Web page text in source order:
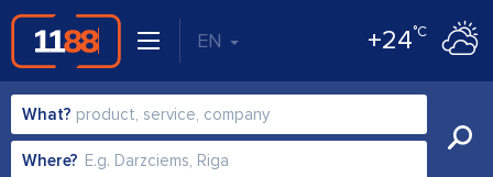
EN +24°C
What?
Where?